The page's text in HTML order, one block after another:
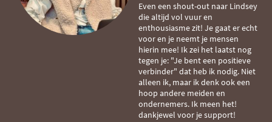
Even een shout-out naar Lindsey
die altijd vol vuur en
enthousiasme zit! Je gaat er echt
voor en je neemt je mensen
hierin mee! Ik zei het laatst nog
tegen je: "Je bent een positieve
verbinder" dat heb ik nodig. Niet
alleen ik, maar ik denk ook een
hoop andere meiden en
ondernemers. Ik meen het!
dankjewel voor je support!